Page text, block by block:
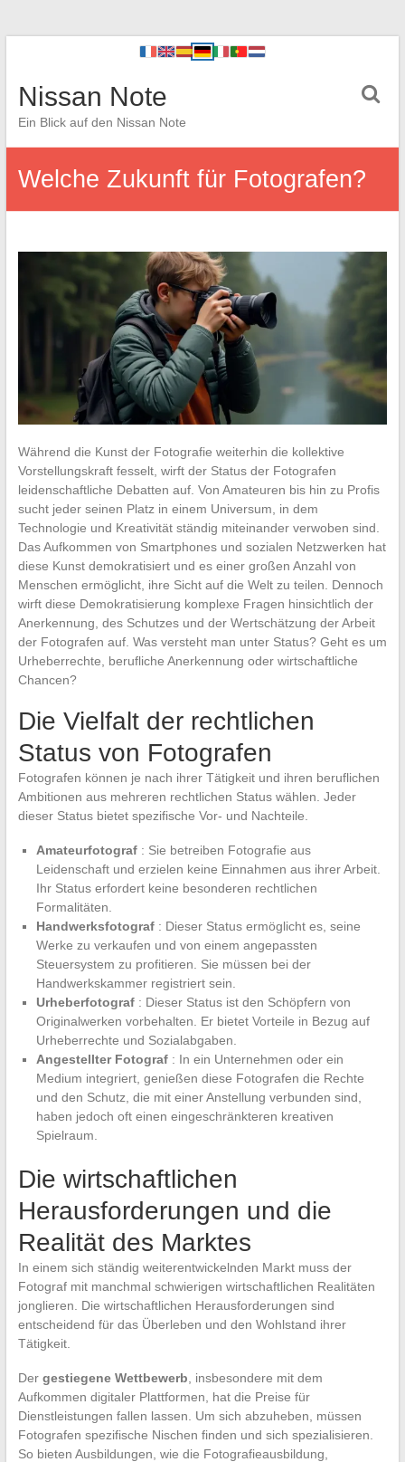
Nissan Note
Ein Blick auf den Nissan Note
Welche Zukunft für Fotografen?
Während die Kunst der Fotografie weiterhin die kollektive
Vorstellungskraft fesselt, wirft der Status der Fotografen
leidenschaftliche Debatten auf. Von Amateuren bis hin zu Profis
sucht jeder seinen Platz in einem Universum, in dem
Technologie und Kreativität ständig miteinander verwoben sind.
Das Aufkommen von Smartphones und sozialen Netzwerken hat
diese Kunst demokratisiert und es einer großen Anzahl von
Menschen ermöglicht, ihre Sicht auf die Welt zu teilen. Dennoch
wirft diese Demokratisierung komplexe Fragen hinsichtlich der
Anerkennung, des Schutzes und der Wertschätzung der Arbeit
der Fotografen auf. Was versteht man unter Status? Geht es um
Urheberrechte, berufliche Anerkennung oder wirtschaftliche
Chancen?
Die Vielfalt der rechtlichen
Status von Fotografen
Fotografen können je nach ihrer Tätigkeit und ihren beruflichen
Ambitionen aus mehreren rechtlichen Status wählen. Jeder
dieser Status bietet spezifische Vor- und Nachteile.
Amateurfotograf : Sie betreiben Fotografie aus
Leidenschaft und erzielen keine Einnahmen aus ihrer Arbeit.
Ihr Status erfordert keine besonderen rechtlichen
Formalitäten.
Handwerksfotograf : Dieser Status ermöglicht es, seine
Werke zu verkaufen und von einem angepassten
Steuersystem zu profitieren. Sie müssen bei der
Handwerkskammer registriert sein.
Urheberfotograf : Dieser Status ist den Schöpfern von
Originalwerken vorbehalten. Er bietet Vorteile in Bezug auf
Urheberrechte und Sozialabgaben.
Angestellter Fotograf : In ein Unternehmen oder ein
Medium integriert, genießen diese Fotografen die Rechte
und den Schutz, die mit einer Anstellung verbunden sind,
haben jedoch oft einen eingeschränkteren kreativen
Spielraum.
Die wirtschaftlichen
Herausforderungen und die
Realität des Marktes
In einem sich ständig weiterentwickelnden Markt muss der
Fotograf mit manchmal schwierigen wirtschaftlichen Realitäten
jonglieren. Die wirtschaftlichen Herausforderungen sind
entscheidend für das Überleben und den Wohlstand ihrer
Tätigkeit.
Der gestiegene Wettbewerb , insbesondere mit dem
Aufkommen digitaler Plattformen, hat die Preise für
Dienstleistungen fallen lassen. Um sich abzuheben, müssen
Fotografen spezifische Nischen finden und sich spezialisieren.
So bieten Ausbildungen, wie die Fotografieausbildung,